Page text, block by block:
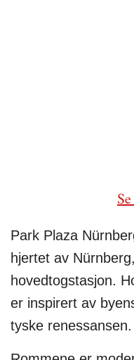
Park Plaza
hjertet av
hovedtogstasjon.
er inspirert av
tyske renessansen.